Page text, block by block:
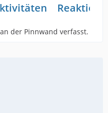
der Pinnwand verfasst.